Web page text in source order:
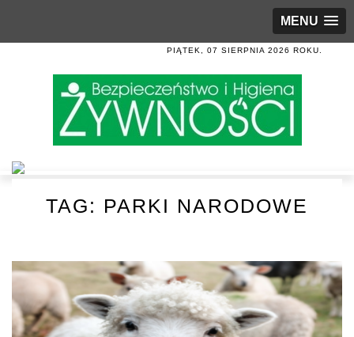
MENU
PIĄTEK, 07 SIERPNIA 2026 ROKU.
TAG: PARKI NARODOWE